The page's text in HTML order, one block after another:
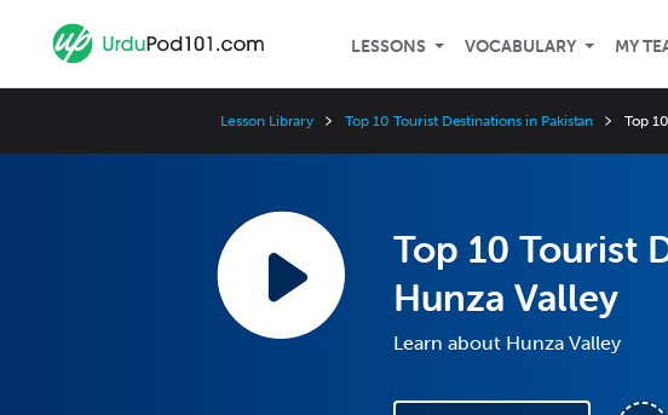
LESSONS VOCABULARY MY
Lesson Library Top 10 Tourist Destinations in Pakistan Top
Top 10 Tourist
Hunza Valley
Learn about Hunza Valley